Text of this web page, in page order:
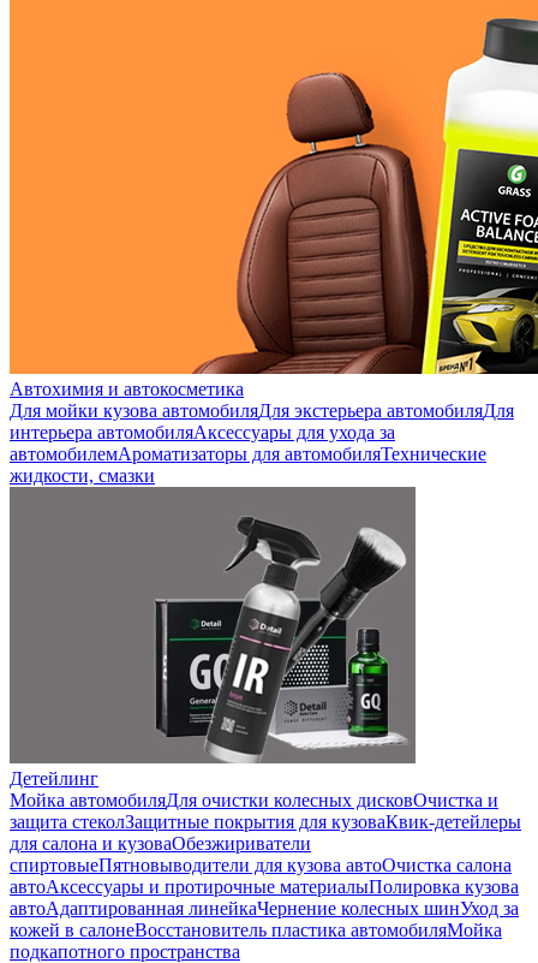
Автохимия и автокосметика
Для мойки кузова автомобиляДля экстерьера автомобиляДля
интерьера автомобиляАксессуары для ухода за
автомобилемАроматизаторы для автомобиляТехнические
жидкости, смазки
Детейлинг
Мойка автомобиляДля очистки колесных дисковОчистка и
защита стеколЗащитные покрытия для кузоваКвик-детейлеры
для салона и кузоваОбезжириватели
спиртовыеПятновыводители для кузова автоОчистка салона
автоАксессуары и протирочные материалыПолировка кузова
автоАдаптированная линейкаЧернение колесных шинУход за
кожей в салонеВосстановитель пластика автомобиляМойка
подкапотного пространства